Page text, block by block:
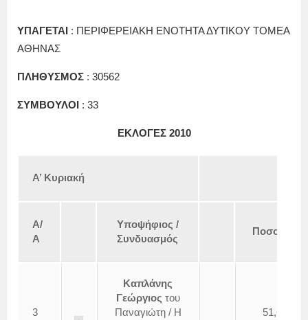
ΥΠΑΓΕΤΑΙ : ΠΕΡΙΦΕΡΕΙΑΚΗ ΕΝΟΤΗΤΑ ΔΥΤΙΚΟΥ ΤΟΜΕΑ
ΑΘΗΝΑΣ
ΠΛΗΘΥΣΜΟΣ : 30562
ΣΥΜΒΟΥΛΟΙ : 33
ΕΚΛΟΓΕΣ 2010
Α’ Κυριακή
Α/
Α
Υποψήφιος /
Συνδυασμός
Ποσοστό
3
Καπλάνης
Γεώργιος του
Παναγιώτη / Η
51,68